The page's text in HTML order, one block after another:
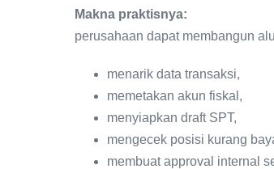
Makna praktisnya:
perusahaan dapat membangun
menarik data transaksi,
memetakan akun fiskal,
menyiapkan draft SPT,
mengecek posisi kurang
membuat approval internal